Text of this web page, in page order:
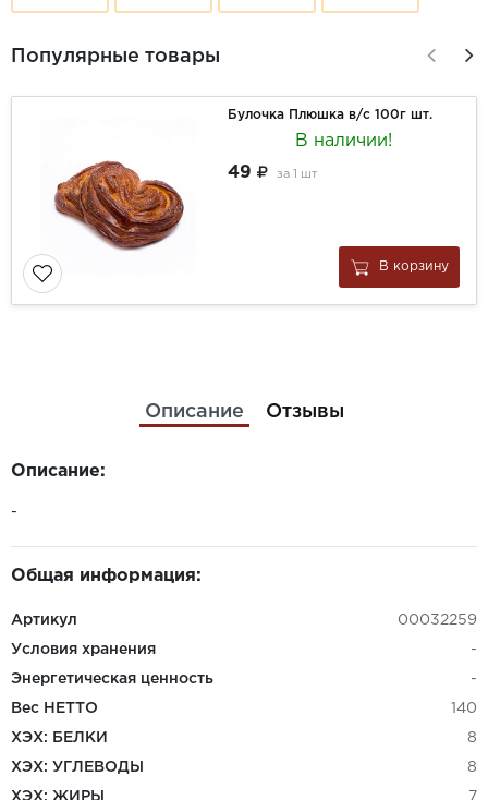
Популярные товары
Булочка Плюшка в/с 100г шт.
В наличии!
49
за 1 шт
В корзину
Описание Отзывы
Описание:
-
Общая информация:
Артикул 00032259
Условия хранения -
Энергетическая ценность -
Вес НЕТТО 140
ХЭХ: БЕЛКИ 8
ХЭХ: УГЛЕВОДЫ 8
ХЭХ: ЖИРЫ 7